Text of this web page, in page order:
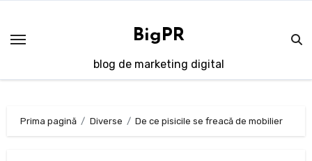
conținut
BigPR
blog de marketing digital
Prima pagină Diverse De ce pisicile se freacă de mobilier